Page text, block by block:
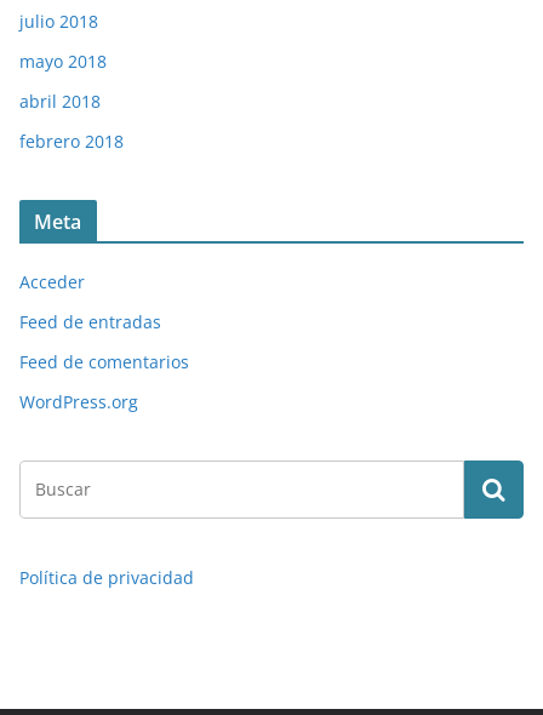
julio 2018
mayo 2018
abril 2018
febrero 2018
Meta
Acceder
Feed de entradas
Feed de comentarios
WordPress.org
Política de privacidad